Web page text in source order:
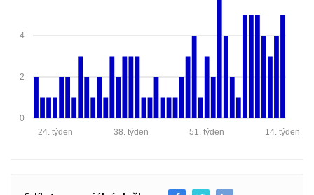
0
2
4
14. týden
51. týden
38. týden
24. týden